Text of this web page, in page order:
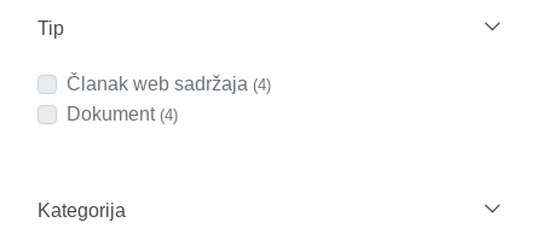
Tip
Članak web sadržaja (4)
Dokument (4)
Kategorija